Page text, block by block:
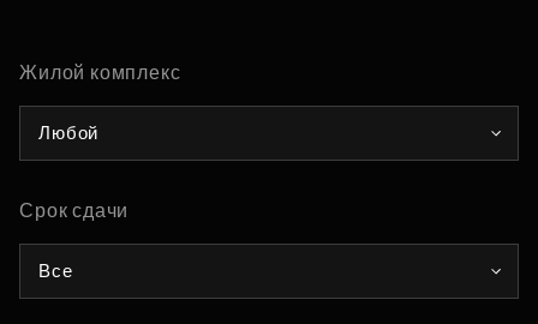
Жилой комплекс
Любой
Срок сдачи
Все